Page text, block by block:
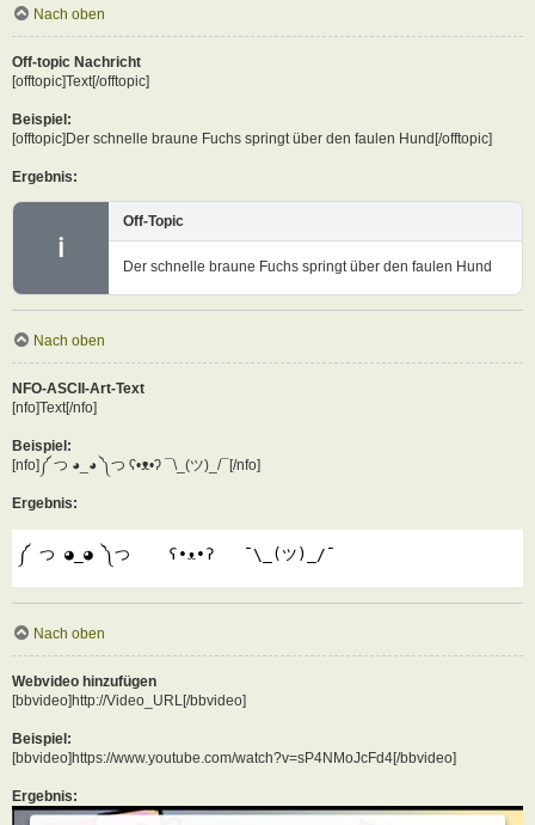
Nach oben
Off-topic Nachricht
[offtopic]Text[/offtopic]
Beispiel:
[offtopic]Der schnelle braune Fuchs springt über den faulen Hund[/offtopic]
Ergebnis:
ℹ
Off-Topic
Der schnelle braune Fuchs springt über den faulen Hund
Nach oben
NFO-ASCII-Art-Text
[nfo]Text[/nfo]
Beispiel:
[nfo]༼ つ ◕_◕ ༽つ ʕ•ᴥ•ʔ ¯\_(ツ)_/¯[/nfo]
Ergebnis:
༼ つ ◕_◕ ༽つ    ʕ•ᴥ•ʔ   ¯\_(ツ)_/¯
Nach oben
Webvideo hinzufügen
[bbvideo]http://Video_URL[/bbvideo]
Beispiel:
[bbvideo]https://www.youtube.com/watch?v=sP4NMoJcFd4[/bbvideo]
Ergebnis: